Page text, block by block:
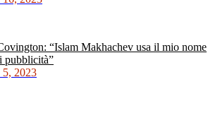
“Islam Makhachev usa il mio nome
pubblicità”
5, 2023